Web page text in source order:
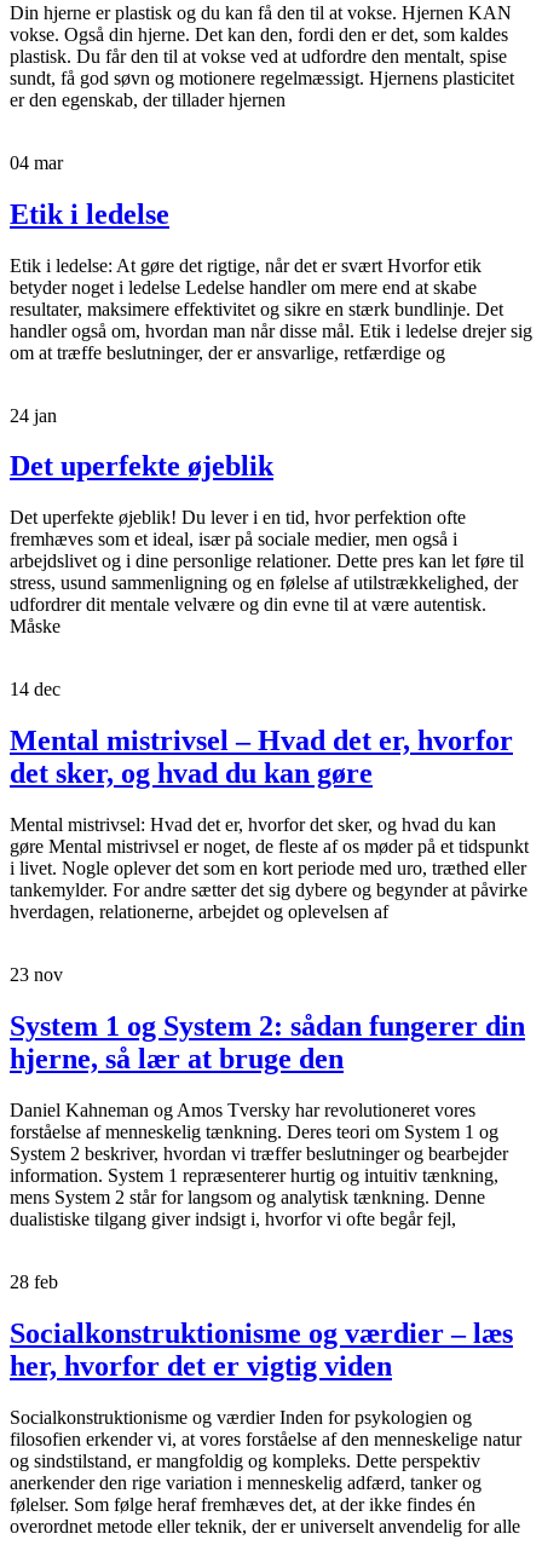
Din hjerne er plastisk og du kan få den til at vokse. Hjernen KAN
vokse. Også din hjerne. Det kan den, fordi den er det, som kaldes
plastisk. Du får den til at vokse ved at udfordre den mentalt, spise
sundt, få god søvn og motionere regelmæssigt. Hjernens plasticitet
er den egenskab, der tillader hjernen
04 mar
Etik i ledelse
Etik i ledelse: At gøre det rigtige, når det er svært Hvorfor etik
betyder noget i ledelse Ledelse handler om mere end at skabe
resultater, maksimere effektivitet og sikre en stærk bundlinje. Det
handler også om, hvordan man når disse mål. Etik i ledelse drejer sig
om at træffe beslutninger, der er ansvarlige, retfærdige og
24 jan
Det uperfekte øjeblik
Det uperfekte øjeblik! Du lever i en tid, hvor perfektion ofte
fremhæves som et ideal, især på sociale medier, men også i
arbejdslivet og i dine personlige relationer. Dette pres kan let føre til
stress, usund sammenligning og en følelse af utilstrækkelighed, der
udfordrer dit mentale velvære og din evne til at være autentisk.
Måske
14 dec
Mental mistrivsel – Hvad det er, hvorfor
det sker, og hvad du kan gøre
Mental mistrivsel: Hvad det er, hvorfor det sker, og hvad du kan
gøre Mental mistrivsel er noget, de fleste af os møder på et tidspunkt
i livet. Nogle oplever det som en kort periode med uro, træthed eller
tankemylder. For andre sætter det sig dybere og begynder at påvirke
hverdagen, relationerne, arbejdet og oplevelsen af
23 nov
System 1 og System 2: sådan fungerer din
hjerne, så lær at bruge den
Daniel Kahneman og Amos Tversky har revolutioneret vores
forståelse af menneskelig tænkning. Deres teori om System 1 og
System 2 beskriver, hvordan vi træffer beslutninger og bearbejder
information. System 1 repræsenterer hurtig og intuitiv tænkning,
mens System 2 står for langsom og analytisk tænkning. Denne
dualistiske tilgang giver indsigt i, hvorfor vi ofte begår fejl,
28 feb
Socialkonstruktionisme og værdier – læs
her, hvorfor det er vigtig viden
Socialkonstruktionisme og værdier Inden for psykologien og
filosofien erkender vi, at vores forståelse af den menneskelige natur
og sindstilstand, er mangfoldig og kompleks. Dette perspektiv
anerkender den rige variation i menneskelig adfærd, tanker og
følelser. Som følge heraf fremhæves det, at der ikke findes én
overordnet metode eller teknik, der er universelt anvendelig for alle